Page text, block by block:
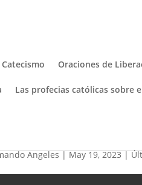
Catecismo Oraciones de
Las profecias católicas sobre
Angeles|May 19, 2023|